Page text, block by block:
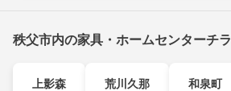
秩父市内の家具・ホームセンターチ
上影森 荒川久那 和泉町